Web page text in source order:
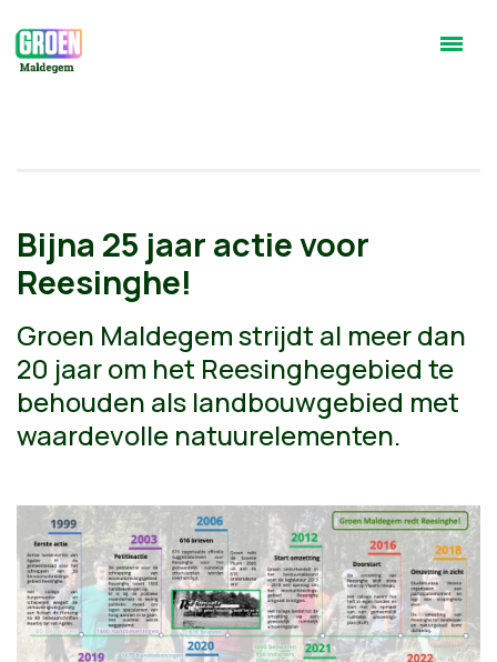
Bijna 25 jaar actie voor
Reesinghe!
Groen Maldegem strijdt al meer dan
20 jaar om het Reesinghegebied te
behouden als landbouwgebied met
waardevolle natuurelementen.